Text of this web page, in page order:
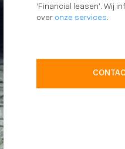
‘Financial leasen’. Wij
over onze services.